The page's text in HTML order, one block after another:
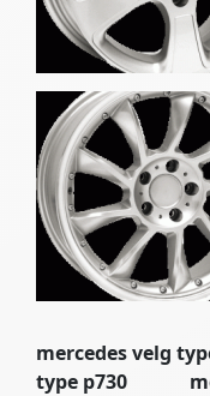
mercedes velg
type p730